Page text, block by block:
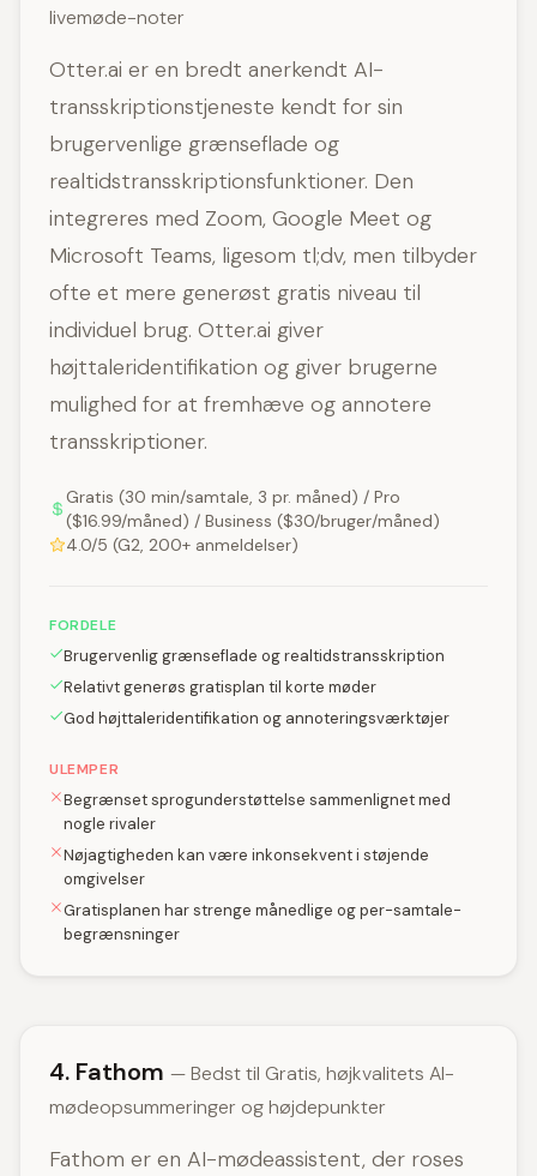
livemøde-noter
Otter.ai er en bredt anerkendt AI-
transskriptionstjeneste kendt for sin
brugervenlige grænseflade og
realtidstransskriptionsfunktioner. Den
integreres med Zoom, Google Meet og
Microsoft Teams, ligesom tl;dv, men tilbyder
ofte et mere generøst gratis niveau til
individuel brug. Otter.ai giver
højttaleridentifikation og giver brugerne
mulighed for at fremhæve og annotere
transskriptioner.
Gratis (30 min/samtale, 3 pr. måned) / Pro
($16.99/måned) / Business ($30/bruger/måned)
4.0/5 (G2, 200+ anmeldelser)
FORDELE
Brugervenlig grænseflade og realtidstransskription
Relativt generøs gratisplan til korte møder
God højttaleridentifikation og annoteringsværktøjer
ULEMPER
Begrænset sprogunderstøttelse sammenlignet med
nogle rivaler
Nøjagtigheden kan være inkonsekvent i støjende
omgivelser
Gratisplanen har strenge månedlige og per-samtale-
begrænsninger
4. Fathom — Bedst til Gratis, højkvalitets AI-
mødeopsummeringer og højdepunkter
Fathom er en AI-mødeassistent, der roses